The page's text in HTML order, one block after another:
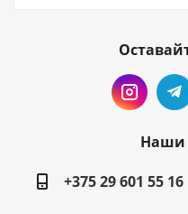
Наши
+375 29 601 55 16